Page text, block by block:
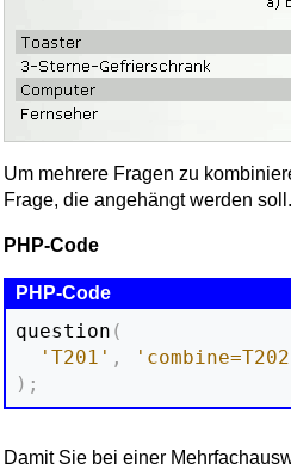
Um mehrere Fragen zu
Frage, die angehängt werden
PHP-Code
question (
'T201' ,
) ;
Damit Sie bei einer